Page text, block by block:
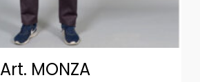
Art. MONZA